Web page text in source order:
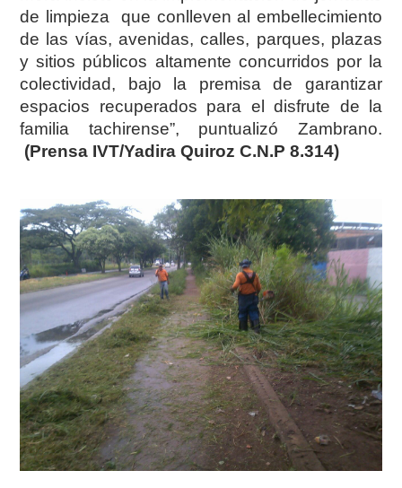
de limpieza que conlleven al embellecimiento
de las vías, avenidas, calles, parques, plazas
y sitios públicos altamente concurridos por la
colectividad, bajo la premisa de garantizar
espacios recuperados para el disfrute de la
familia tachirense”, puntualizó Zambrano.
(Prensa IVT/Yadira Quiroz C.N.P 8.314)